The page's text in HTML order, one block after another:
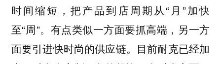
时间缩短，把产品到店周期从“月”加快
至“周”。有点类似一方面要抓高端，另一方
面要引进快时尚的供应链。目前耐克已经加